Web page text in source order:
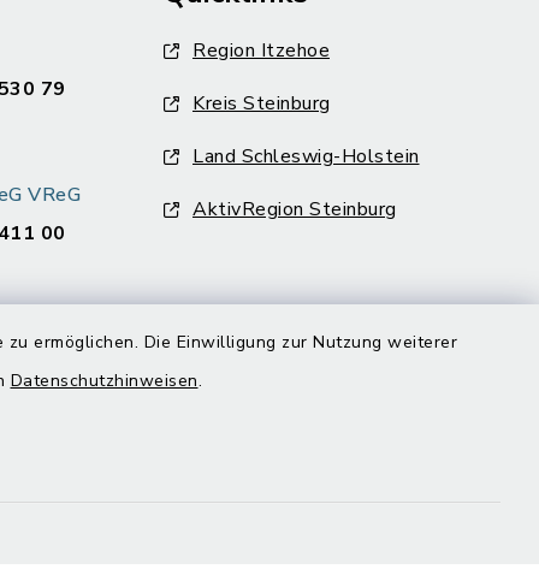
ermöglichen. Die Einwilligung zur Nutzung weiterer
Datenschutzhinweisen.
79
VReG
00
Region Itzehoe
Kreis Steinburg
Land Schleswig-Holstein
AktivRegion Steinburg